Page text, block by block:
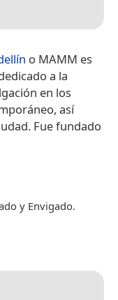
o MAMM es
a la
en los
así
Fue fundado
y Envigado.